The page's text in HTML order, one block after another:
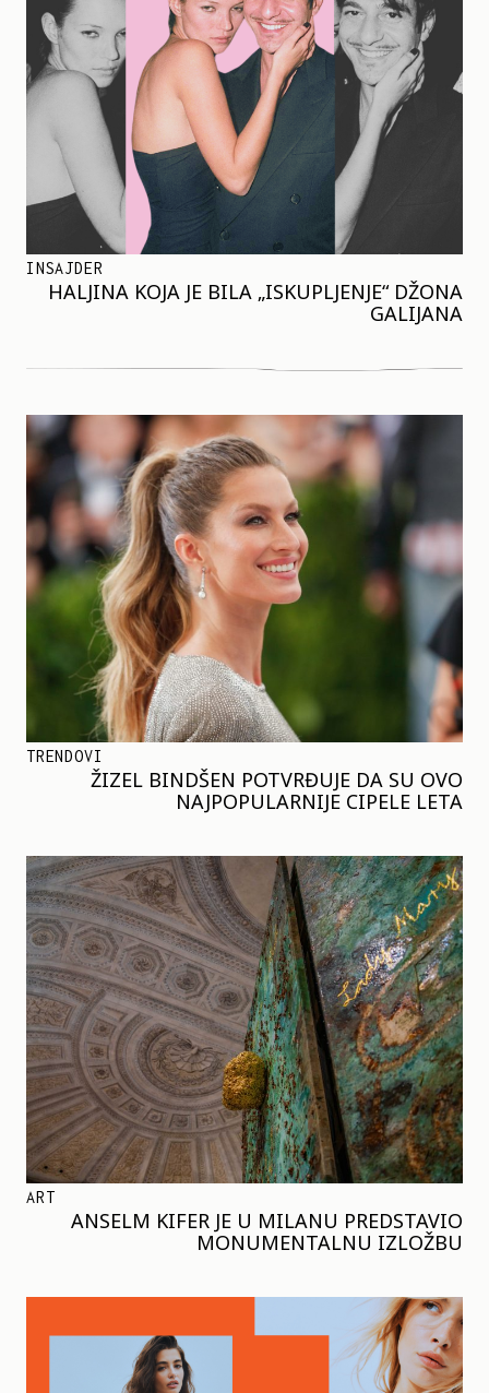
INSAJDER
HALJINA KOJA JE BILA „ISKUPLJENJE“ DŽONA
GALIJANA
TRENDOVI
ŽIZEL BINDŠEN POTVRĐUJE DA SU OVO
NAJPOPULARNIJE CIPELE LETA
ART
ANSELM KIFER JE U MILANU PREDSTAVIO
MONUMENTALNU IZLOŽBU